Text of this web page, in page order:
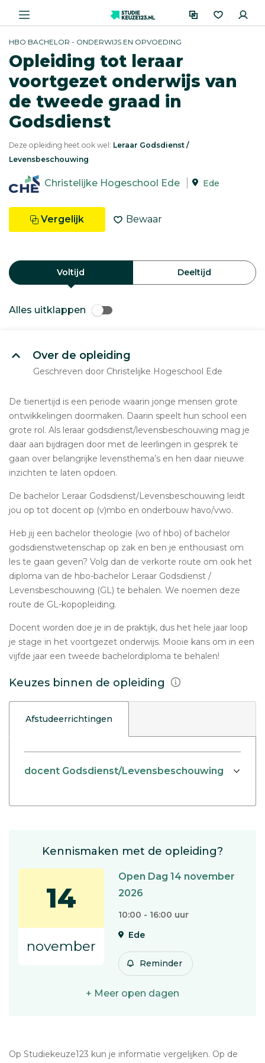
HBO BACHELOR - ONDERWIJS EN OPVOEDING
Opleiding tot leraar
voortgezet onderwijs van
de tweede graad in
Godsdienst
Deze opleiding heet ook wel: Leraar Godsdienst /
Levensbeschouwing
Christelijke Hogeschool Ede Ede
Vergelijk Bewaar
Voltijd Deeltijd
Alles uitklappen
Over de opleiding
Geschreven door Christelijke Hogeschool Ede
De tienertijd is een periode waarin jonge mensen grote
ontwikkelingen doormaken. Daarin speelt hun school een
grote rol. Als leraar godsdienst/levensbeschouwing mag je
daar aan bijdragen door met de leerlingen in gesprek te
gaan over belangrijke levensthema’s en hen daar nieuwe
inzichten te laten opdoen.
De bachelor Leraar Godsdienst/Levensbeschouwing leidt
jou op tot docent op (v)mbo en onderbouw havo/vwo.
Heb jij een bachelor theologie (wo of hbo) of bachelor
godsdienstwetenschap op zak en ben je enthousiast om
les te gaan geven? Volg dan de verkorte route om ook het
diploma van de hbo-bachelor Leraar Godsdienst /
Levensbeschouwing (GL) te behalen. We noemen deze
route de GL-kopopleiding.
Docent worden doe je in de praktijk, dus het hele jaar loop
je stage in het voortgezet onderwijs. Mooie kans om in een
vijfde jaar een tweede bachelordiploma te behalen!
Keuzes binnen de opleiding
Afstudeerrichtingen
docent Godsdienst/Levensbeschouwing
Kennismaken met de opleiding?
14
november
Open Dag 14 november
2026
10:00 - 16:00 uur
Ede
Reminder
+ Meer open dagen
Op Studiekeuze123 kun je informatie vergelijken. Op de